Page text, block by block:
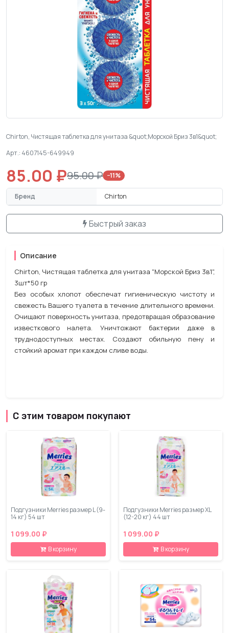
Chirton, Чистящая таблетка для унитаза &quot;Морской Бриз 3в1&quot;
Арт.: 4607145-649949
85.00 ₽95.00 ₽ −11%
Бренд Chirton
Быстрый заказ
Описание
Chirton, Чистящая таблетка для унитаза "Морской Бриз 3в1",
3шт*50 гр
Без особых хлопот обеспечат гигиеническую чистоту и
свежесть Вашего туалета в течение длительного времени.
Очищают поверхность унитаза, предотвращая образование
известкового налета. Уничтожают бактерии даже в
труднодоступных местах. Создают обильную пену и
стойкий аромат при каждом сливе воды.
С этим товаром покупают
Подгузники Merries размер L (9-
14 кг) 54 шт
1 099.00 ₽
В корзину
Подгузники Merries размер XL
(12-20 кг) 44 шт
1 099.00 ₽
В корзину